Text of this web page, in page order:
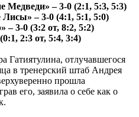
Медведи» – 3-0 (2:1, 5:3, 5:3)
– 3-0 (4:1, 5:1, 5:0)
– 3-0 (3:2 от, 8:2, 5:2)
2:3 от, 5:4, 3:4)
Гатиятулина, отлучавшегося
в тренерский штаб Андрея
прошла
его, заявила о себе как о